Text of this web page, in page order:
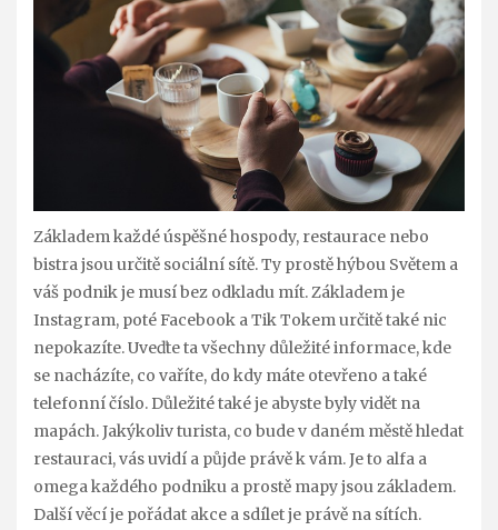
Základem každé úspěšné hospody, restaurace nebo
bistra jsou určitě sociální sítě. Ty prostě hýbou Světem a
váš podnik je musí bez odkladu mít. Základem je
Instagram, poté Facebook a Tik Tokem určitě také nic
nepokazíte. Uveďte ta všechny důležité informace, kde
se nacházíte, co vaříte, do kdy máte otevřeno a také
telefonní číslo. Důležité také je abyste byly vidět na
mapách. Jakýkoliv turista, co bude v daném městě hledat
restauraci, vás uvidí a půjde právě k vám. Je to alfa a
omega každého podniku a prostě mapy jsou základem.
Další věcí je pořádat akce a sdílet je právě na sítích.